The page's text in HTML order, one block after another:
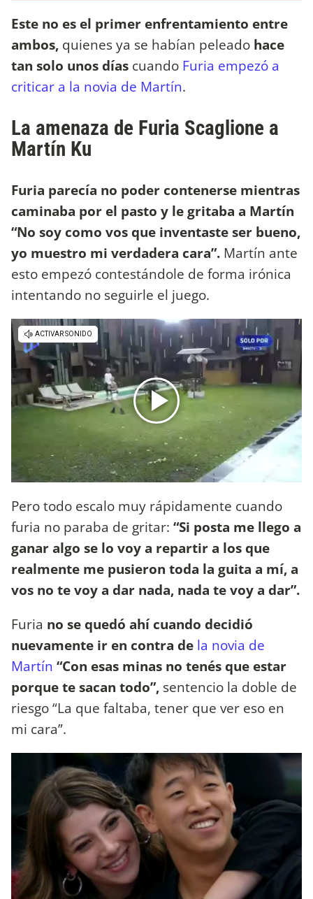
Este no es el primer enfrentamiento entre
ambos, quienes ya se habían peleado hace
tan solo unos días cuando Furia empezó a
criticar a la novia de Martín.
La amenaza de Furia Scaglione a
Martín Ku
Furia parecía no poder contenerse mientras
caminaba por el pasto y le gritaba a Martín
“No soy como vos que inventaste ser bueno,
yo muestro mi verdadera cara”. Martín ante
esto empezó contestándole de forma irónica
intentando no seguirle el juego.
Pero todo escalo muy rápidamente cuando
furia no paraba de gritar: “Si posta me llego a
ganar algo se lo voy a repartir a los que
realmente me pusieron toda la guita a mí, a
vos no te voy a dar nada, nada te voy a dar”.
Furia no se quedó ahí cuando decidió
nuevamente ir en contra de la novia de
Martín “Con esas minas no tenés que estar
porque te sacan todo”, sentencio la doble de
riesgo “La que faltaba, tener que ver eso en
mi cara”.